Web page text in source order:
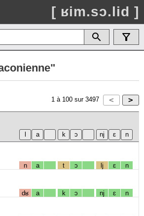
[ ʁim.sɔ.lid ]
1 à 100 sur 3497
n a t ɔ lj ɛ n
dʁ a k ɔ nj ɛ n